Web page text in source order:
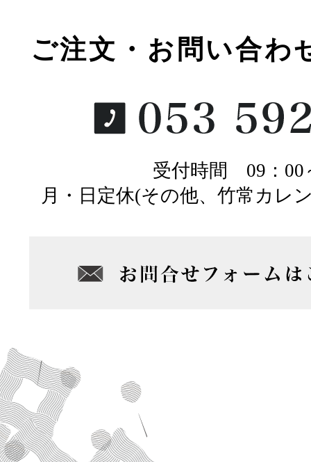
ご注文・お問い合わ
受付時間 09：00
月・日定休(その他、竹常カレ